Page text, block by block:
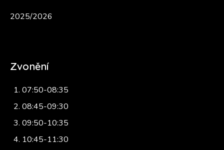
2025/2026
Zvonění
07:50-08:35
08:45-09:30
09:50-10:35
10:45-11:30